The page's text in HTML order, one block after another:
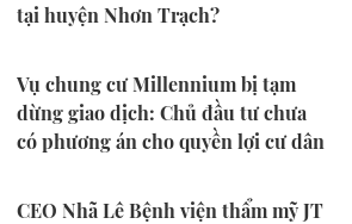
tại huyện Nhơn Trạch?
Vụ chung cư Millennium bị tạm
dừng giao dịch: Chủ đầu tư chưa
có phương án cho quyền lợi cư dân
CEO Nhã Lê Bệnh viện thẩm mỹ JT